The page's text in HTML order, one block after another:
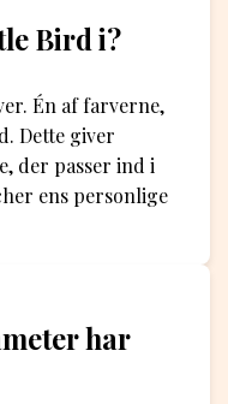
Bird i?
Én af farverne,
Dette giver
der passer ind i
ens personlige
har